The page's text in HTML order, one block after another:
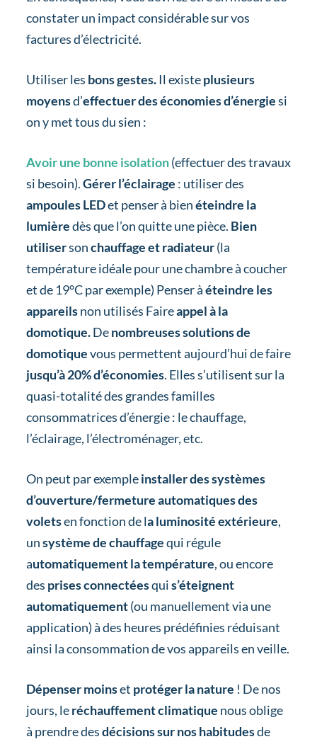
constater un impact considérable sur vos
factures d’électricité.
Utiliser les bons gestes.Il existeplusieurs
moyensd’effectuer des économies d’énergiesi
on y met tous du sien :
Avoir une bonne isolation(effectuer des travaux
si besoin).Gérer l’éclairage : utiliser des
ampoules LEDet penser à bienéteindre la
lumièredès que l’on quitte une pièce. Bien
utilisersonchauffage et radiateur(la
température idéale pour une chambre à coucher
et de 19°C par exemple) Penser àéteindre les
appareilsnon utilisés Faireappel à la
domotique.Denombreuses solutions de
domotiquevous permettent aujourd’hui de faire
jusqu’à 20% d’économies. Elles s’utilisent sur la
quasi-totalité des grandes familles
consommatrices d’énergie : le chauffage,
l’éclairage, l’électroménager, etc.
On peut par exempleinstaller des systèmes
d’ouverture/fermeture automatiques des
voletsen fonction de la luminosité extérieure,
unsystème de chauffagequi régule
automatiquement la température, ou encore
des prises connectéesquis’éteignent
automatiquement(ou manuellement via une
application) à des heures prédéfinies réduisant
ainsi la consommation de vos appareils en veille.
Dépenser moinset protéger la nature ! De nos
jours, leréchauffement climatique nous oblige
à prendre desdécisions sur nos habitudesde